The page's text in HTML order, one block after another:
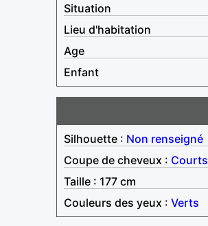
Situation
Lieu d'habitation
Age
Enfant
Silhouette : Non renseigné
Coupe de cheveux : Courts
Taille : 177 cm
Couleurs des yeux : Verts